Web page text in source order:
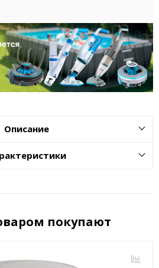
Описание
покупают